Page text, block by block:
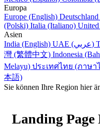
Europa
Europe (English)
(Polski) Italia (Italiano)
Asien
India (English)
UAE (عربي)
灣 (繁體中文) Indonesia
Melayu) ประเทศไทย (ภาษา
本語)
Sie können Ihre Region hier
Landing